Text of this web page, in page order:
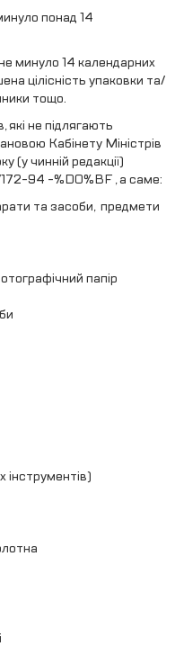
понад 14
минуло 14 календарних
цілісність упаковки та/
тощо.
які не підлягають
Кабінету Міністрів
(у чинній редакції)
94 -%D0%BF , а саме:
та засоби, предмети
папір
інструментів)